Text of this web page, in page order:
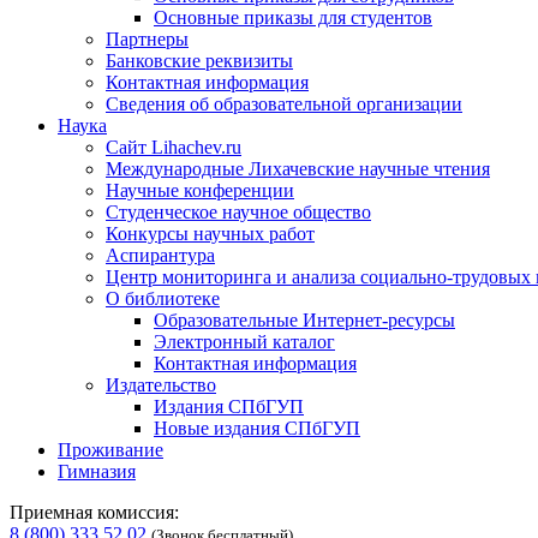
Основные приказы для студентов
Партнеры
Банковские реквизиты
Контактная информация
Сведения об образовательной организации
Наука
Сайт Lihachev.ru
Международные Лихачевские научные чтения
Научные конференции
Студенческое научное общество
Конкурсы научных работ
Аспирантура
Центр мониторинга и анализа социально-трудовых
О библиотеке
Образовательные Интернет-ресурсы
Электронный каталог
Контактная информация
Издательство
Издания СПбГУП
Новые издания СПбГУП
Проживание
Гимназия
Приемная комиссия:
8 (800) 333 52 02